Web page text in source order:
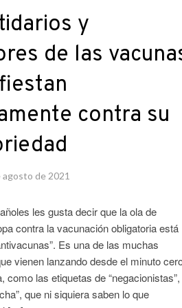
y
de las
contra su
agosto de 2021
les gusta decir que la ola de
contra la vacunación obligatoria está
Es una de las muchas
vienen lanzando desde el minuto
como las etiquetas de
que ni siquiera saben lo que